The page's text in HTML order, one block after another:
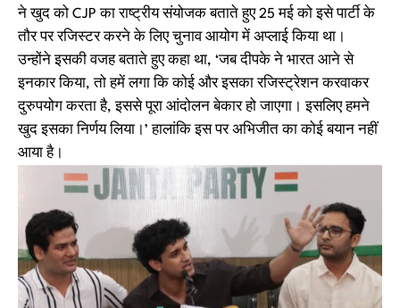
ने खुद को CJP का राष्ट्रीय संयोजक बताते हुए 25 मई को इसे पार्टी के
तौर पर रजिस्टर करने के लिए चुनाव आयोग में अप्लाई किया था।
उन्होंने इसकी वजह बताते हुए कहा था, ‘जब दीपके ने भारत आने से
इनकार किया, तो हमें लगा कि कोई और इसका रजिस्ट्रेशन करवाकर
दुरुपयोग करता है, इससे पूरा आंदोलन बेकार हो जाएगा। इसलिए हमने
खुद इसका निर्णय लिया।’ हालांकि इस पर अभिजीत का कोई बयान नहीं
आया है।